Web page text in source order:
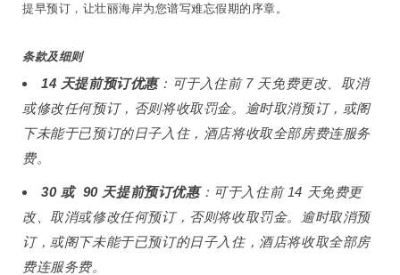
提早预订，让壮丽海岸为您谱写难忘假期的序章。
条款及细则
14 天提前预订优惠：可于入住前 7 天免费更改、取消
或修改任何预订，否则将收取罚金。逾时取消预订，或阁
下未能于已预订的日子入住，酒店将收取全部房费连服务
费。
30 或 90 天提前预订优惠：可于入住前 14 天免费更
改、取消或修改任何预订，否则将收取罚金。逾时取消预
订，或阁下未能于已预订的日子入住，酒店将收取全部房
费连服务费。